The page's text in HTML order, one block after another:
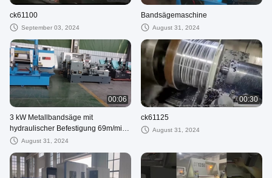
ck61100
September 03, 2024
Bandsägemaschine
August 31, 2024
00:06
3 kW Metallbandsäge mit
hydraulischer Befestigung 69m/min
Blattschnelligkeit 0°~45°
August 31, 2024
00:30
ck61125
August 31, 2024